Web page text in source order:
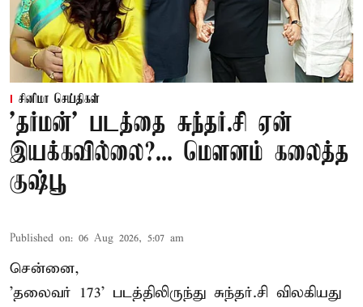
சினிமா செய்திகள்
'தர்மன்' படத்தை சுந்தர்.சி ஏன்
இயக்கவில்லை?... மௌனம் கலைத்த
குஷ்பூ
Published on: 06 Aug 2026, 5:07 am
சென்னை,
'தலைவர் 173' படத்திலிருந்து சுந்தர்.சி விலகியது